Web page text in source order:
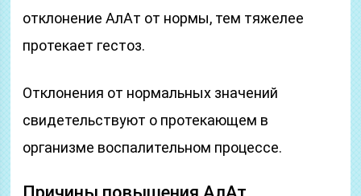
отклонение АлАт от нормы, тем тяжелее
протекает гестоз.
Отклонения от нормальных значений
свидетельствуют о протекающем в
организме воспалительном процессе.